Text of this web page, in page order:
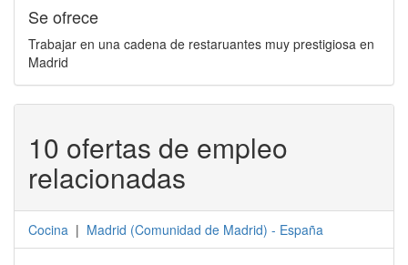
Se ofrece
Trabajar en una cadena de restaruantes muy prestigiosa en
Madrid
10 ofertas de empleo
relacionadas
Cocina | Madrid (Comunidad de Madrid) - España